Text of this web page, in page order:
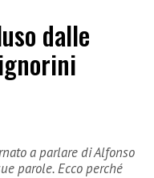
dalle
a parlare di Alfonso
parole. Ecco perché